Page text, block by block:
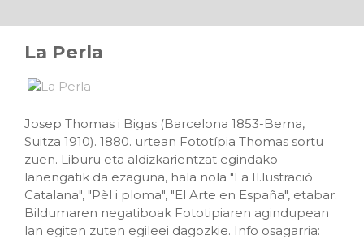
La Perla
Josep Thomas i Bigas (Barcelona 1853-Berna,
Suitza 1910). 1880. urtean Fototípia Thomas sortu
zuen. Liburu eta aldizkarientzat egindako
lanengatik da ezaguna, hala nola "La Il.lustració
Catalana", "Pèl i ploma", "El Arte en España", etabar.
Bildumaren negatiboak Fototipiaren agindupean
lan egiten zuten egileei dagozkie. Info osagarria: